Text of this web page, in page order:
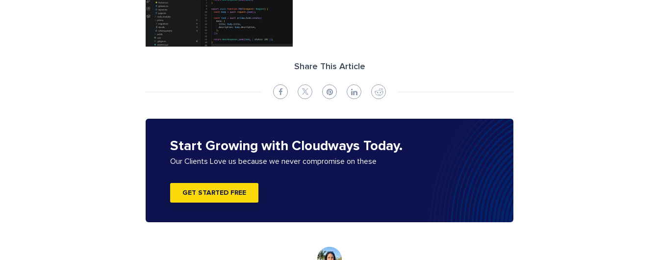
Share This Article
Start Growing with Cloudways Today.
Our Clients Love us because we never compromise on these
GET STARTED FREE